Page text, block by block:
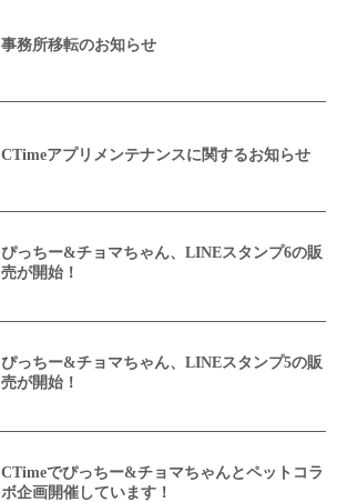
事務所移転のお知らせ
CTimeアプリメンテナンスに関するお知らせ
ぴっちー&チョマちゃん、LINEスタンプ6の販
売が開始！
ぴっちー&チョマちゃん、LINEスタンプ5の販
売が開始！
CTimeでぴっちー&チョマちゃんとペットコラ
ボ企画開催しています！